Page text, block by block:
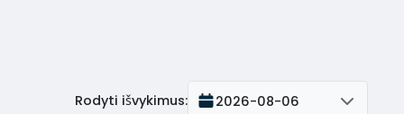
Rodyti išvykimus: 2026-08-06